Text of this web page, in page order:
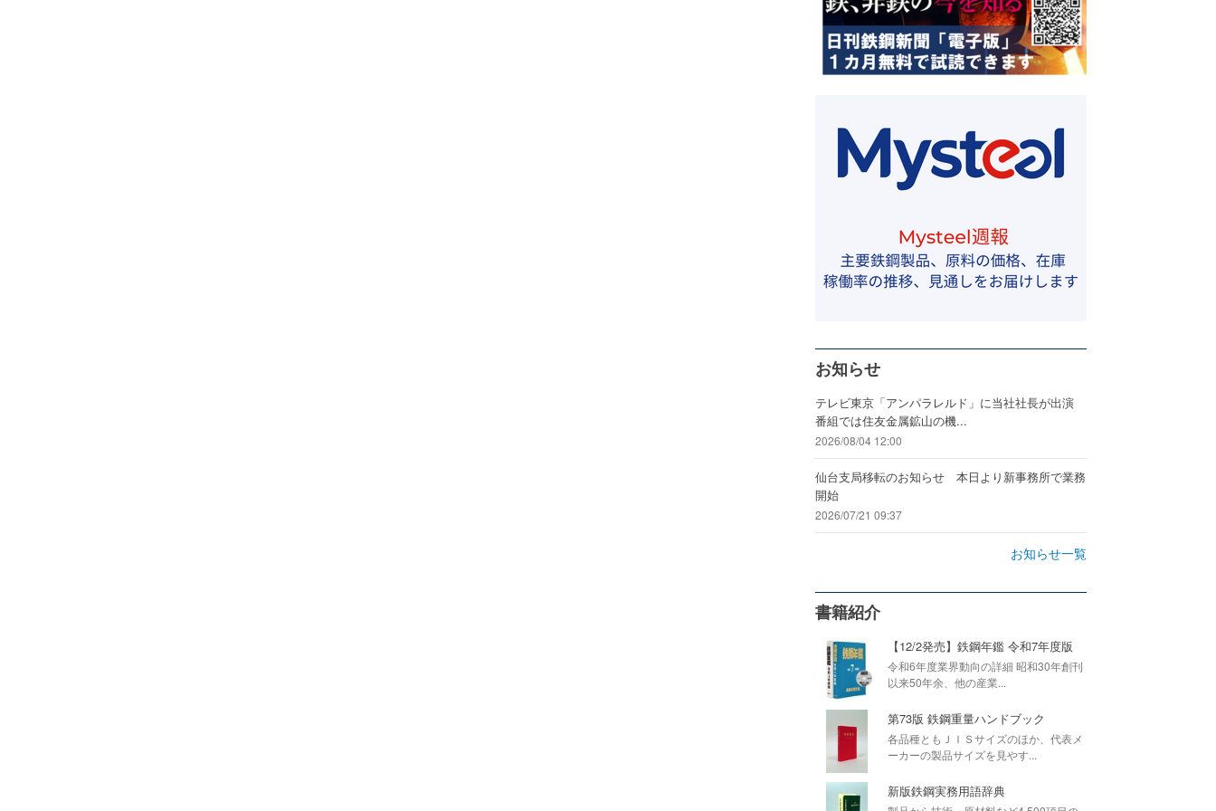
お知らせ
テレビ東京「アンパラレルド」に当社社長が出演
番組では住友金属鉱山の機...
2026/08/04 12:00
仙台支局移転のお知らせ 本日より新事務所で業務
開始
2026/07/21 09:37
お知らせ一覧
書籍紹介
【12/2発売】鉄鋼年鑑 令和7年度版
令和6年度業界動向の詳細 昭和30年創刊
以来50年余、他の産業...
第73版 鉄鋼重量ハンドブック
各品種ともＪＩＳサイズのほか、代表メ
ーカーの製品サイズを見やす...
新版鉄鋼実務用語辞典